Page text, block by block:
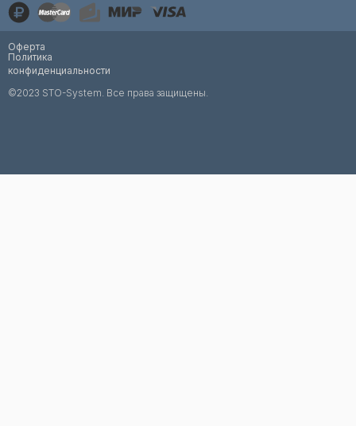
©2023 STO-System. Все права защищены.
Политика
конфиденциальности
Оферта